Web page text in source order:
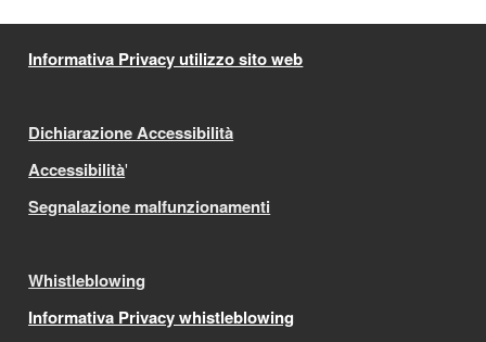
Informativa Privacy utilizzo sito web
Dichiarazione Accessibilità
Accessibilità'
Segnalazione malfunzionamenti
Whistleblowing
Informativa Privacy whistleblowing